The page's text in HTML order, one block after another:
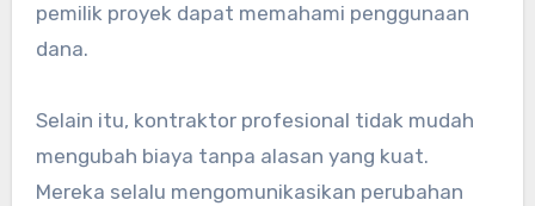
pemilik proyek dapat memahami penggunaan
dana.
Selain itu, kontraktor profesional tidak mudah
mengubah biaya tanpa alasan yang kuat.
Mereka selalu mengomunikasikan perubahan